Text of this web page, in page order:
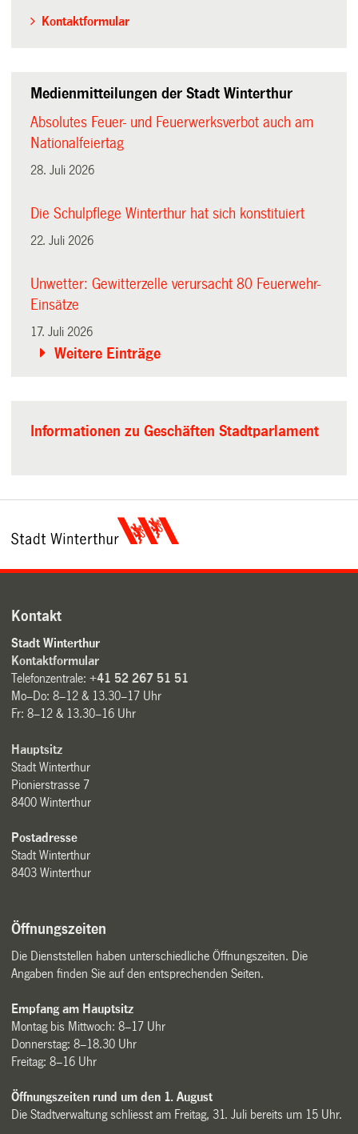
Kontaktformular
Medienmitteilungen der Stadt Winterthur
Absolutes Feuer- und Feuerwerksverbot auch am
Nationalfeiertag
28. Juli 2026
Die Schulpflege Winterthur hat sich konstituiert
22. Juli 2026
Unwetter: Gewitterzelle verursacht 80 Feuerwehr-
Einsätze
17. Juli 2026
Weitere Einträge
Informationen zu Geschäften Stadtparlament
Kontakt
Stadt Winterthur
Kontaktformular
Telefonzentrale:+41 52 267 51 51
Mo–Do: 8–12 & 13.30–17 Uhr
Fr: 8–12 & 13.30–16 Uhr
Hauptsitz
Stadt Winterthur
Pionierstrasse 7
8400 Winterthur
Postadresse
Stadt Winterthur
8403 Winterthur
Öffnungszeiten
Die Dienststellen haben unterschiedliche Öffnungszeiten. Die
Angaben finden Sie auf den entsprechenden Seiten.
Empfang am Hauptsitz
Montag bis Mittwoch: 8–17 Uhr
Donnerstag: 8–18.30 Uhr
Freitag: 8–16 Uhr
Öffnungszeiten rund um den 1. August
Die Stadtverwaltung schliesst am Freitag, 31. Juli bereits um 15 Uhr.